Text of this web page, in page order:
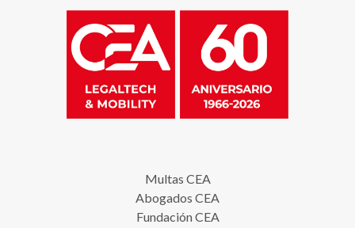
Multas CEA
Abogados CEA
Fundación CEA